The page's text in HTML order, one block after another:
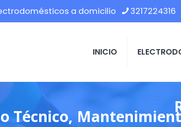
a domicilio 3217224316
INICIO
Técnico,